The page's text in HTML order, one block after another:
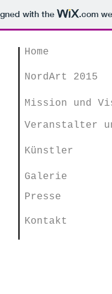
with the .com
NordArt 2015
Home
Veranstalter
Mission und
Künstler
Kontakt
Presse
Galerie